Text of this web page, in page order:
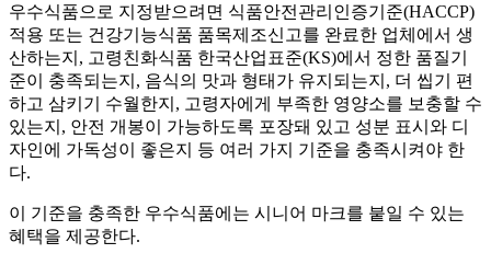
우수식품으로 지정받으려면 식품안전관리인증기준(HACCP)
적용 또는 건강기능식품 품목제조신고를 완료한 업체에서 생
산하는지, 고령친화식품 한국산업표준(KS)에서 정한 품질기
준이 충족되는지, 음식의 맛과 형태가 유지되는지, 더 씹기 편
하고 삼키기 수월한지, 고령자에게 부족한 영양소를 보충할 수
있는지, 안전 개봉이 가능하도록 포장돼 있고 성분 표시와 디
자인에 가독성이 좋은지 등 여러 가지 기준을 충족시켜야 한
다.
이 기준을 충족한 우수식품에는 시니어 마크를 붙일 수 있는
혜택을 제공한다.